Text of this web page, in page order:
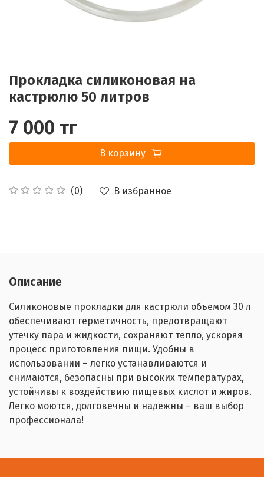
Прокладка силиконовая на
кастрюлю 50 литров
(0) В избранное
7 000 тг
В корзину
Описание
Силиконовые прокладки для кастрюли объемом 30 л
обеспечивают герметичность, предотвращают
утечку пара и жидкости, сохраняют тепло, ускоряя
процесс приготовления пищи. Удобны в
использовании – легко устанавливаются и
снимаются, безопасны при высоких температурах,
устойчивы к воздействию пищевых кислот и жиров.
Легко моются, долговечны и надежны – ваш выбор
профессионала!